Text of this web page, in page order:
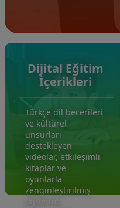
Dijital Eğitim
İçerikleri
Türkçe dil becerileri
ve kültürel
unsurları
destekleyen
videolar, etkileşimli
kitaplar ve
oyunlarla
zenginleştirilmiş